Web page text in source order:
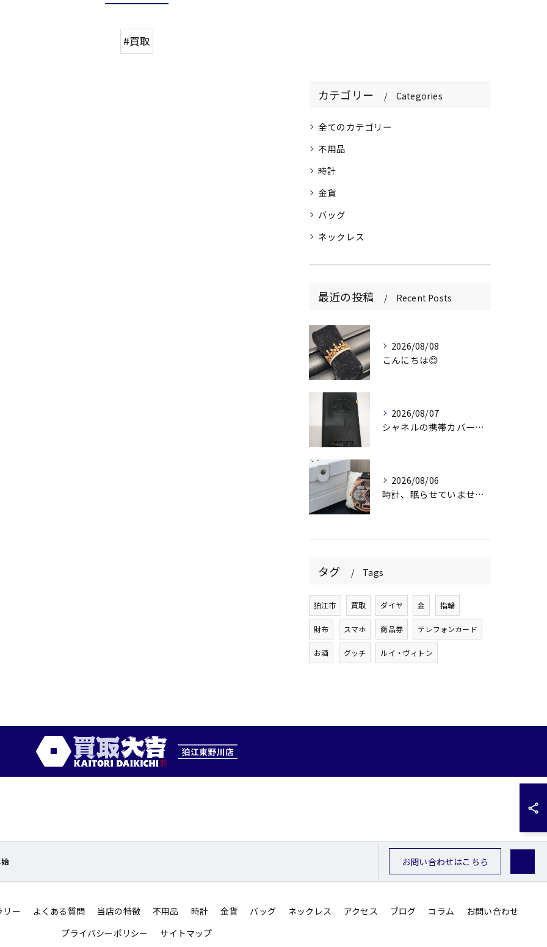
#買取
カテゴリー Categories
全てのカテゴリー
不用品
時計
金貨
バッグ
ネックレス
最近の投稿 Recent Posts
2026/08/08
こんにちは😊
2026/08/07
シャネルの携帯カバー、お持ちいただきありがとうございます📱✨
2026/08/06
時計、眠らせていませんか？⌚️
タグ Tags
狛江市 買取 ダイヤ 金 指輪
財布 スマホ 商品券 テレフォンカード
お酒 グッチ ルイ・ヴィトン
お問い合わせはこちら
リー よくある質問 当店の特徴 不用品 時計 金貨 バッグ ネックレス アクセス ブログ コラム
お問い合わせ
プライバシーポリシー
サイトマップ